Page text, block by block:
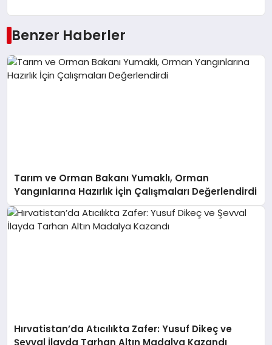
Benzer Haberler
Tarım ve Orman Bakanı Yumaklı, Orman
Yangınlarına Hazırlık İçin Çalışmaları Değerlendirdi
Hırvatistan’da Atıcılıkta Zafer: Yusuf Dikeç ve
Şevval İlayda Tarhan Altın Madalya Kazandı